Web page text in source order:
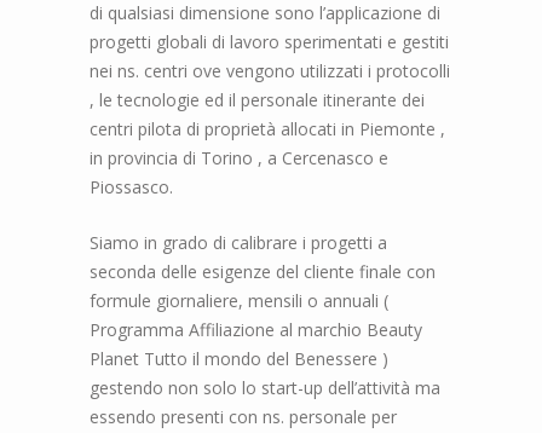
di qualsiasi dimensione sono l’applicazione di
progetti globali di lavoro sperimentati e gestiti
nei ns. centri ove vengono utilizzati i protocolli
, le tecnologie ed il personale itinerante dei
centri pilota di proprietà allocati in Piemonte ,
in provincia di Torino , a Cercenasco e
Piossasco.
Siamo in grado di calibrare i progetti a
seconda delle esigenze del cliente finale con
formule giornaliere, mensili o annuali (
Programma Affiliazione al marchio Beauty
Planet Tutto il mondo del Benessere )
gestendo non solo lo start-up dell’attività ma
essendo presenti con ns. personale per